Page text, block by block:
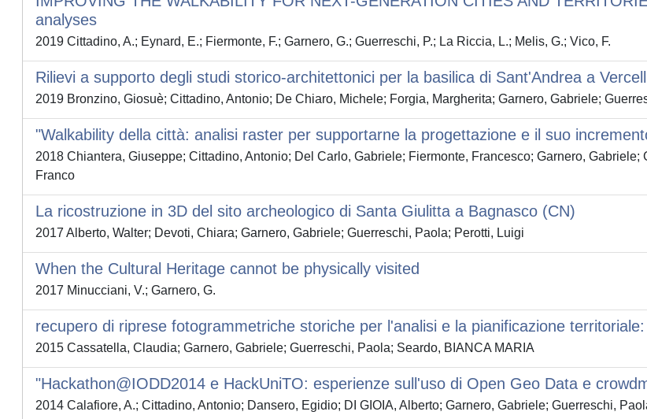
analyses
2019 Cittadino, A.; Eynard, E.; Fiermonte, F.; Garnero, G.; Guerreschi, P.; La Riccia, L.; Melis, G.; Vico, F.
Rilievi a supporto degli studi storico-architettonici per la basilica di Sant'Andrea a
2019 Bronzino, Giosuè; Cittadino, Antonio; De Chiaro, Michele; Forgia, Margherita; Garnero, Gabriele;
"Walkability della città: analisi raster per supportarne la progettazione e il suo
2018 Chiantera, Giuseppe; Cittadino, Antonio; Del Carlo, Gabriele; Fiermonte, Francesco; Garnero,
Franco
La ricostruzione in 3D del sito archeologico di Santa Giulitta a Bagnasco (CN)
2017 Alberto, Walter; Devoti, Chiara; Garnero, Gabriele; Guerreschi, Paola; Perotti, Luigi
When the Cultural Heritage cannot be physically visited
2017 Minucciani, V.; Garnero, G.
recupero di riprese fotogrammetriche storiche per l'analisi e la pianificazione
2015 Cassatella, Claudia; Garnero, Gabriele; Guerreschi, Paola; Seardo, BIANCA MARIA
"Hackathon@IODD2014 e HackUniTO: esperienze sull'uso di Open Geo Data e
2014 Calafiore, A.; Cittadino, Antonio; Dansero, Egidio; DI GIOIA, Alberto; Garnero, Gabriele; Guerreschi,